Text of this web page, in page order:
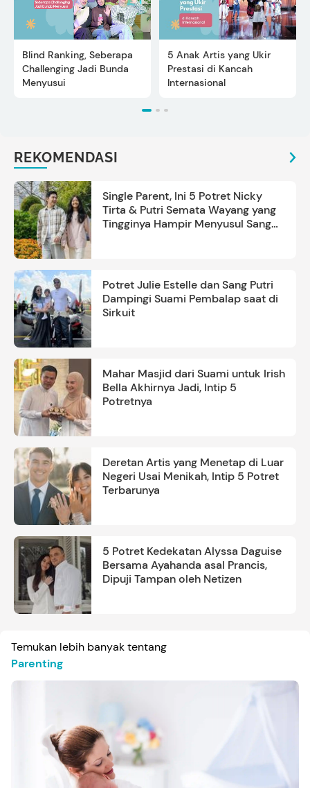
Blind Ranking, Seberapa
Challenging Jadi Bunda
Menyusui
5 Anak Artis yang Ukir
Prestasi di Kancah
Internasional
REKOMENDASI
Single Parent, Ini 5 Potret Nicky
Tirta & Putri Semata Wayang yang
Tingginya Hampir Menyusul Sang
Potret Julie Estelle dan Sang Putri
Dampingi Suami Pembalap saat di
Sirkuit
Mahar Masjid dari Suami untuk Irish
Bella Akhirnya Jadi, Intip 5
Potretnya
Deretan Artis yang Menetap di Luar
Negeri Usai Menikah, Intip 5 Potret
Terbarunya
5 Potret Kedekatan Alyssa Daguise
Bersama Ayahanda asal Prancis,
Dipuji Tampan oleh Netizen
Temukan lebih banyak tentang
Parenting